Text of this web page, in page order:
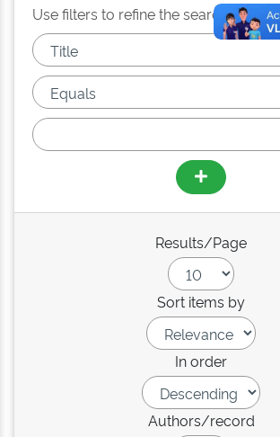
Use filters to refine the search results.
Results/Page
Sort items by
In order
Authors/record